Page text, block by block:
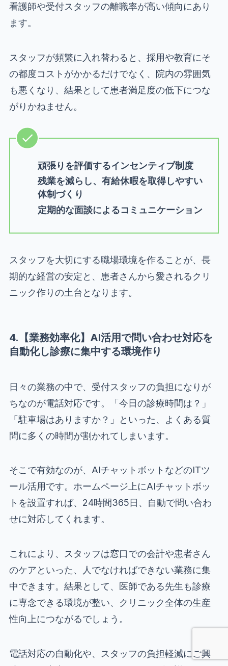
看護師や受付スタッフの離職率が高い傾向にあり
ます。
スタッフが頻繁に入れ替わると、採用や教育にそ
の都度コストがかかるだけでなく、院内の雰囲気
も悪くなり、結果として患者満足度の低下につな
がりかねません。
頑張りを評価するインセンティブ制度
残業を減らし、有給休暇を取得しやすい
体制づくり
定期的な面談によるコミュニケーション
スタッフを大切にする職場環境を作ることが、長
期的な経営の安定と、患者さんから愛されるクリ
ニック作りの土台となります。
4.【業務効率化】AI活用で問い合わせ対応を
自動化し診療に集中する環境作り
日々の業務の中で、受付スタッフの負担になりが
ちなのが電話対応です。「今日の診療時間は？」
「駐車場はありますか？」といった、よくある質
問に多くの時間が割かれてしまいます。
そこで有効なのが、AIチャットボットなどのITツ
ール活用です。ホームページ上にAIチャットボッ
トを設置すれば、24時間365日、自動で問い合わ
せに対応してくれます。
これにより、スタッフは窓口での会計や患者さん
のケアといった、人でなければできない業務に集
中できます。結果として、医師である先生も診療
に専念できる環境が整い、クリニック全体の生産
性向上につながるでしょう。
電話対応の自動化や、スタッフの負担軽減にご興